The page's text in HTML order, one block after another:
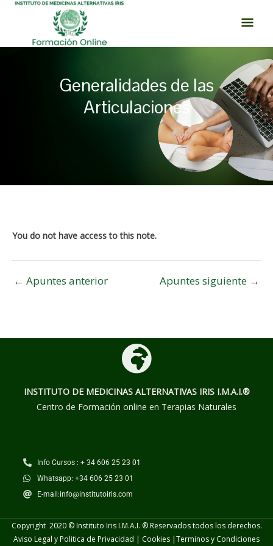
contenido
Generalidades de las
Articulaciones
You do not have access to this note.
entradas
← Apuntes anterior Apuntes siguiente →
INSTITUTO DE MEDICINAS ALTERNATIVAS IRIS I.M.A.I.®
Centro de Formación online en Terapias Naturales
Info Cursos : + 34 606 25 23 01
Whatsapp: +34 606 25 23 01
E-mail:info@institutoiris.com
Copyright 2020 © Instituto Iris I.M.A.I. ® Reservados todos los derechos.
Aviso Legal y Politica de Privacidad | Cookies |Terminos y Condiciones